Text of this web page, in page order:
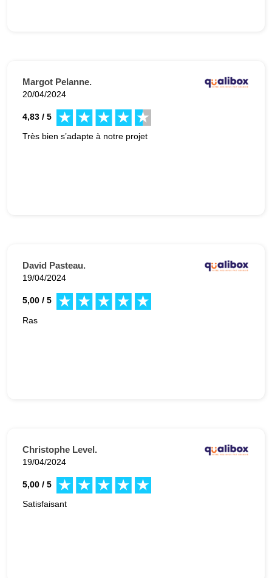
Margot Pelanne.
20/04/2024
4,83 / 5
Très bien s’adapte à notre projet
David Pasteau.
19/04/2024
5,00 / 5
Ras
Christophe Level.
19/04/2024
5,00 / 5
Satisfaisant